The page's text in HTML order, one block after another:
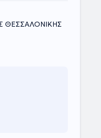
ΘΕΣΣΑΛΟΝΙΚΗΣ